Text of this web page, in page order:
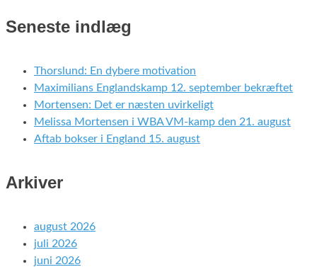
Seneste indlæg
Thorslund: En dybere motivation
Maximilians Englandskamp 12. september bekræftet
Mortensen: Det er næsten uvirkeligt
Melissa Mortensen i WBA VM-kamp den 21. august
Aftab bokser i England 15. august
Arkiver
august 2026
juli 2026
juni 2026